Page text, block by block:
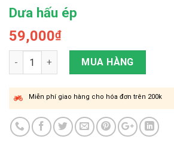
Dưa hấu ép
59,000₫
Dưa hấu ép số lượngMUA HÀNG
Miễn phí giao hàng cho hóa đơn trên 200k